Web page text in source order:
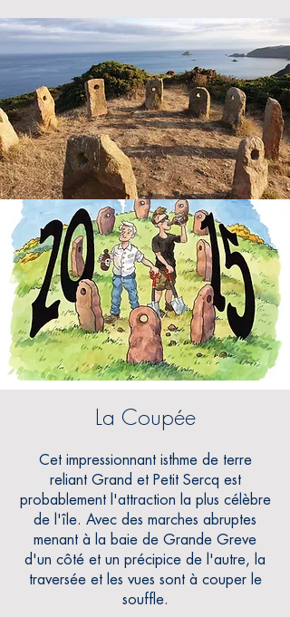
La Coupée
Cet impressionnant isthme de terre
reliant Grand et Petit Sercq est
probablement l'attraction la plus célèbre
de l'île. Avec des marches abruptes
menant à la baie de Grande Greve
d'un côté et un précipice de l'autre, la
traversée et les vues sont à couper le
souffle.